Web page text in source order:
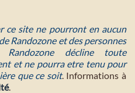
ce site ne pourront en aucun
Randozone et des personnes
décline toute
et ne pourra etre tenu pour
que ce soit. Informations à
.